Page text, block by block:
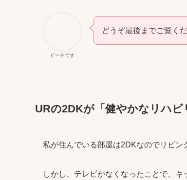
ピーチです
どうぞ最後までご覧く
URの2DKが「健やかなリハビ
私が住んでいる部屋は2DKなのでリビン
しかし、テレビがなくなったことで、